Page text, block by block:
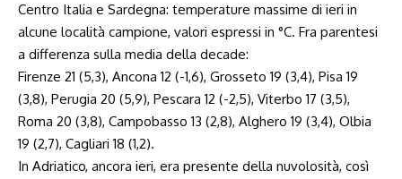
Centro Italia e Sardegna: temperature massime di ieri in
alcune località campione, valori espressi in °C. Fra parentesi
a differenza sulla media della decade:
Firenze 21 (5,3), Ancona 12 (-1,6), Grosseto 19 (3,4), Pisa 19
(3,8), Perugia 20 (5,9), Pescara 12 (-2,5), Viterbo 17 (3,5),
Roma 20 (3,8), Campobasso 13 (2,8), Alghero 19 (3,4), Olbia
19 (2,7), Cagliari 18 (1,2).
In Adriatico, ancora ieri, era presente della nuvolosità, così